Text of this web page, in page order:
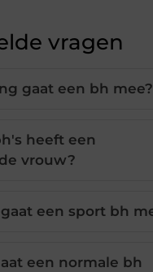
vragen
gaat een bh mee?
heeft een
vrouw?
een sport bh
een normale bh